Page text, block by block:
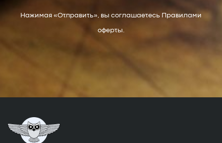
Нажимая «Отправить», вы соглашаетесь Правилами
оферты.